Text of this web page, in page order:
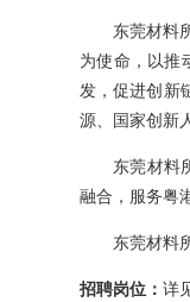
东莞材料
为使命，以推
发，促进创新
源、国家创新
东莞材料
融合，服务粤
东莞材料
招聘岗位：详